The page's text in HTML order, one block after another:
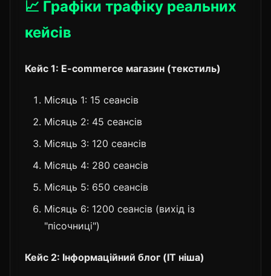
📈 Графіки трафіку реальних
кейсів
Кейс 1: E-commerce магазин (текстиль)
Місяць 1: 15 сеансів
Місяць 2: 45 сеансів
Місяць 3: 120 сеансів
Місяць 4: 280 сеансів
Місяць 5: 650 сеансів
Місяць 6: 1200 сеансів (вихід із
"пісочниці")
Кейс 2: Інформаційний блог (IT ніша)